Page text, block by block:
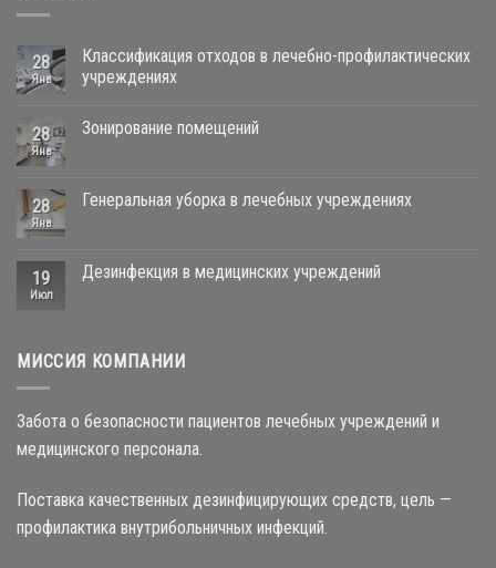
28
Янв
Классификация отходов в лечебно-профилактических
учреждениях
28
Янв
Зонирование помещений
28
Янв
Генеральная уборка в лечебных учреждениях
19
Июл
Дезинфекция в медицинских учреждений
МИССИЯ КОМПАНИИ
Забота о безопасности пациентов лечебных учреждений и
медицинского персонала.
Поставка качественных дезинфицирующих средств, цель —
профилактика внутрибольничных инфекций.